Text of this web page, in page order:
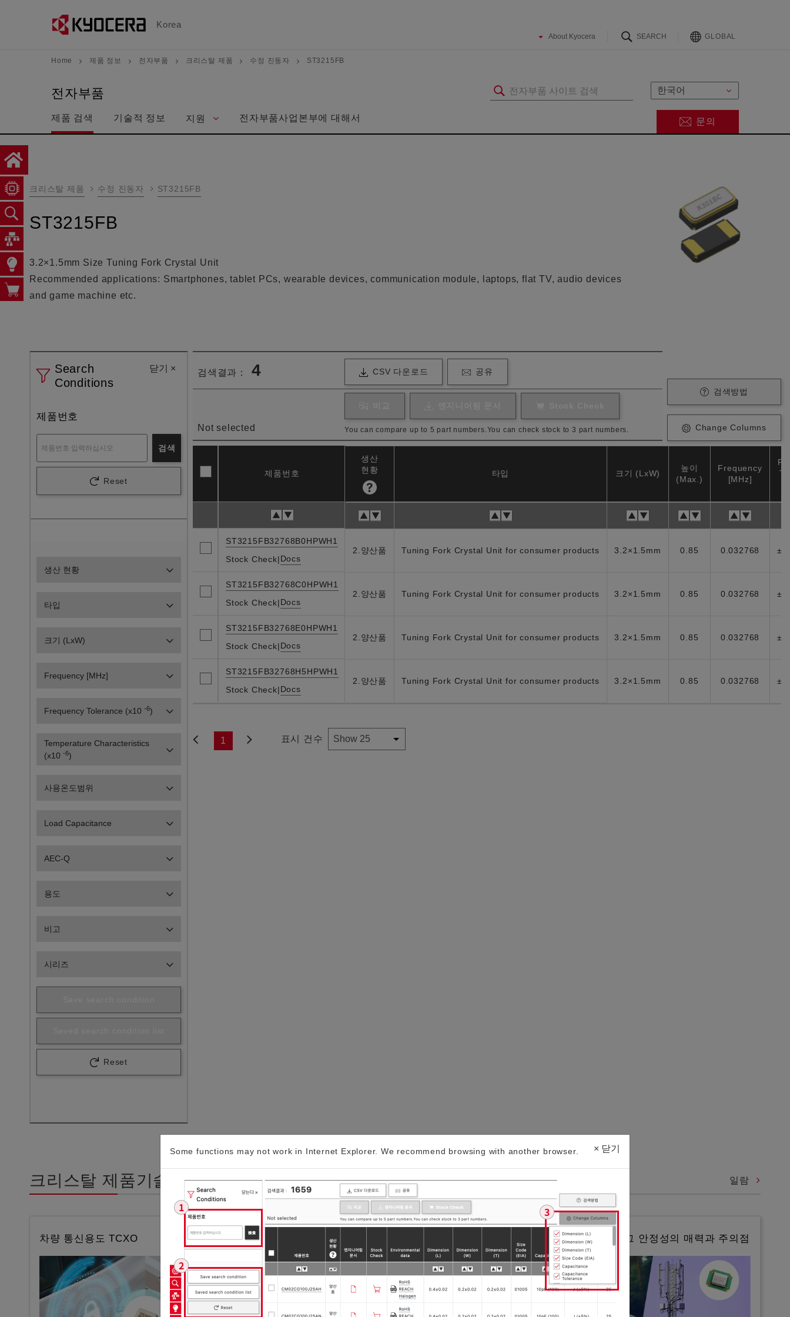
移
動
Korea
GLOBAL
Home 제품 정보 전자부품 크리스탈 제품 수정 진동자 ST3215FB
전자부품
제품 검색 기술적 정보 지원 전자부품사업본부에 대해서 문의
크리스탈 제품 수정 진동자 ST3215FB
ST3215FB
3.2×1.5mm Size Tuning Fork Crystal Unit
Recommended applications: Smartphones, tablet PCs, wearable devices, communication module, laptops, flat TV, audio devices
and game machine etc.
닫기 ×
Search
Conditions
제품번호
검색
Reset
생산 현황
타입
크기 (LxW)
Frequency [MHz]
Frequency Tolerance (x10 -6)
Temperature Characteristics
(x10 -6)
사용온도범위
Load Capacitance
AEC-Q
용도
비고
시리즈
Reset
검색결과： 4 CSV 다운로드 공유
Not selected You can compare up to 5 part numbers.You can check stock to 3 part numbers.
검색방법
Some functions may not work in Internet Explorer. We recommend browsing with another browser. × 닫기
Change Columns
ST3215FB32768B0HPWH1
Stock Check|Docs
2.양산품 Tuning Fork Crystal Unit for consumer products 3.2×1.5mm 0.85 0.032768
ST3215FB32768C0HPWH1
Stock Check|Docs
2.양산품 Tuning Fork Crystal Unit for consumer products 3.2×1.5mm 0.85 0.032768
ST3215FB32768E0HPWH1
Stock Check|Docs
2.양산품 Tuning Fork Crystal Unit for consumer products 3.2×1.5mm 0.85 0.032768
ST3215FB32768H5HPWH1
Stock Check|Docs
2.양산품 Tuning Fork Crystal Unit for consumer products 3.2×1.5mm 0.85 0.032768
제품번호
생산
현황
타입 크기 (LxW)
높이
(Max.)
Frequency
[MHz]
1 표시 건수
크리스탈 제품기술적 정보 일람
차량 통신용도 TCXO GNSS용 타이밍 디바이스・SAW 디바이스… 수정 디바이스란? 그 안정성의 매력과 주의점